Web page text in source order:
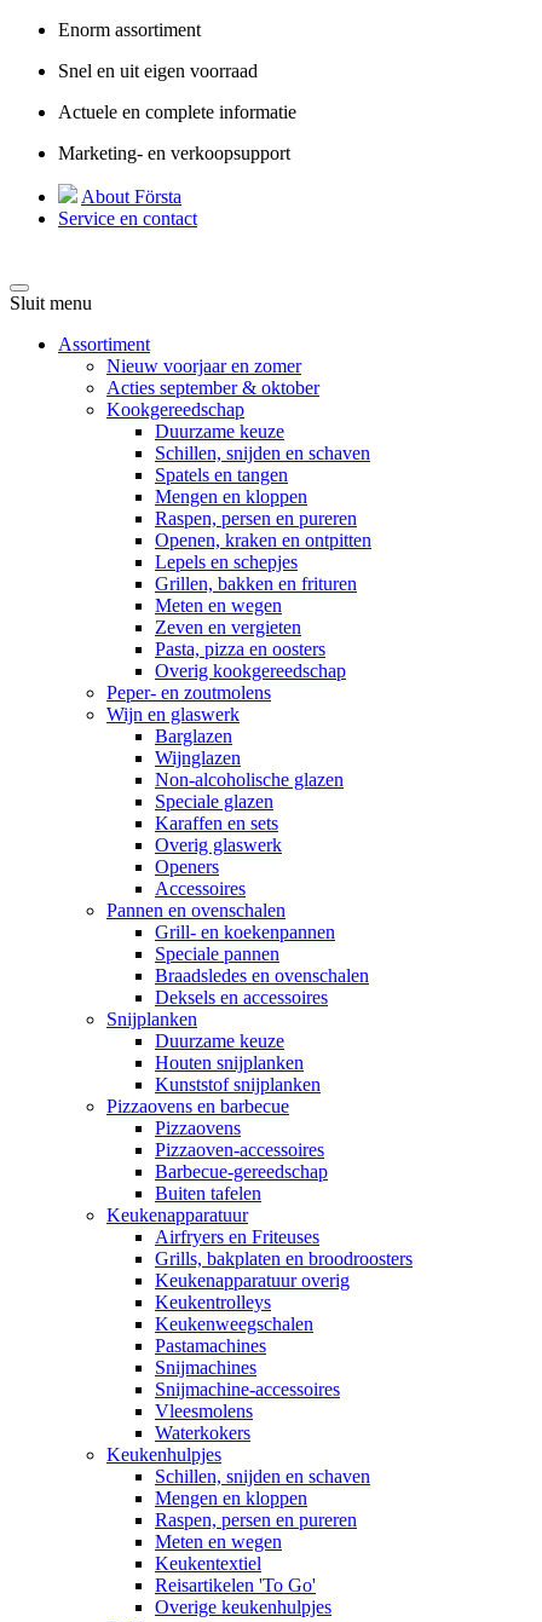
Enorm assortiment
Snel en uit eigen voorraad
Actuele en complete informatie
Marketing- en verkoopsupport
About Första
Service en contact
Sluit menu
Assortiment
Nieuw voorjaar en zomer
Acties september & oktober
Kookgereedschap
Duurzame keuze
Schillen, snijden en schaven
Spatels en tangen
Mengen en kloppen
Raspen, persen en pureren
Openen, kraken en ontpitten
Lepels en schepjes
Grillen, bakken en frituren
Meten en wegen
Zeven en vergieten
Pasta, pizza en oosters
Overig kookgereedschap
Peper- en zoutmolens
Wijn en glaswerk
Barglazen
Wijnglazen
Non-alcoholische glazen
Speciale glazen
Karaffen en sets
Overig glaswerk
Openers
Accessoires
Pannen en ovenschalen
Grill- en koekenpannen
Speciale pannen
Braadsledes en ovenschalen
Deksels en accessoires
Snijplanken
Duurzame keuze
Houten snijplanken
Kunststof snijplanken
Pizzaovens en barbecue
Pizzaovens
Pizzaoven-accessoires
Barbecue-gereedschap
Buiten tafelen
Keukenapparatuur
Airfryers en Friteuses
Grills, bakplaten en broodroosters
Keukenapparatuur overig
Keukentrolleys
Keukenweegschalen
Pastamachines
Snijmachines
Snijmachine-accessoires
Vleesmolens
Waterkokers
Keukenhulpjes
Schillen, snijden en schaven
Mengen en kloppen
Raspen, persen en pureren
Meten en wegen
Keukentextiel
Reisartikelen 'To Go'
Overige keukenhulpjes